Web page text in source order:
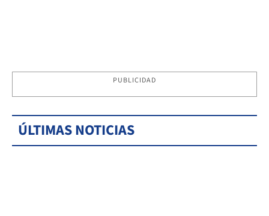
PUBLICIDAD
ÚLTIMAS NOTICIAS